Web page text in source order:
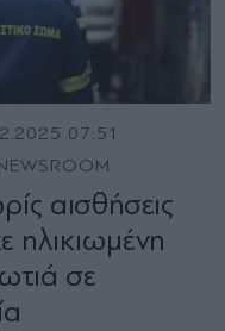
07:51
αισθήσεις
ηλικιωμένη
σε